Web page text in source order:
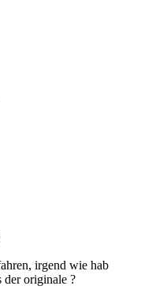
irgend wie hab
der originale ?